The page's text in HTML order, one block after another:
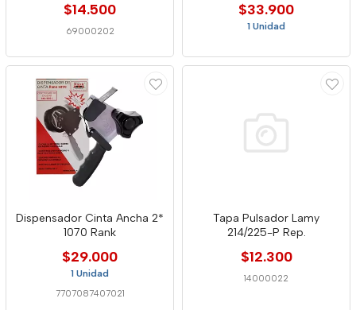
$14.500
69000202
$33.900
1 Unidad
Dispensador Cinta Ancha 2*
1070 Rank
$29.000
1 Unidad
7707087407021
Tapa Pulsador Lamy
214/225-P Rep.
$12.300
14000022